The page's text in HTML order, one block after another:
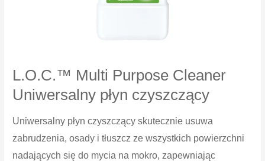
L.O.C.™ Multi Purpose Cleaner
Uniwersalny płyn czyszczący
Uniwersalny płyn czyszczący skutecznie usuwa
zabrudzenia, osady i tłuszcz ze wszystkich powierzchni
nadających się do mycia na mokro, zapewniając